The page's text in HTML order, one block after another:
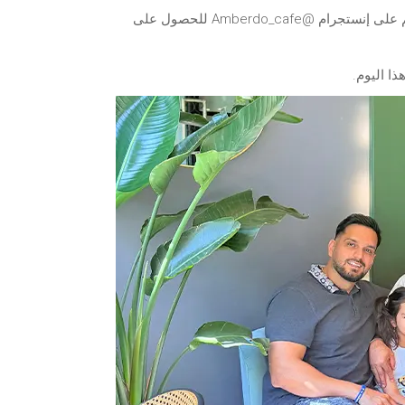
ترقبوا موعد الافتتاح الكبير والمزيد من التحديثات من أمبيردو كافيه. تابعوا رحلتهم على إنستجرام @Amberdo_cafe للحصول على
اليوم.